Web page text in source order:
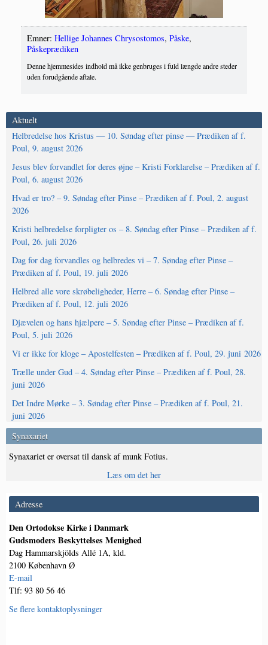
Emner: Hellige Johannes Chrysostomos, Påske,
Påskeprædiken
Denne hjemmesides indhold må ikke genbruges i fuld længde andre steder
uden forudgående aftale.
Aktuelt
Helbredelse hos Kristus — 10. Søndag efter pinse — Prædiken af f.
Poul, 9. august 2026
Jesus blev forvandlet for deres øjne – Kristi Forklarelse – Prædiken af f.
Poul, 6. august 2026
Hvad er tro? – 9. Søndag efter Pinse – Prædiken af f. Poul, 2. august
2026
Kristi helbredelse forpligter os – 8. Søndag efter Pinse – Prædiken af f.
Poul, 26. juli 2026
Dag for dag forvandles og helbredes vi – 7. Søndag efter Pinse –
Prædiken af f. Poul, 19. juli 2026
Helbred alle vore skrøbeligheder, Herre – 6. Søndag efter Pinse –
Prædiken af f. Poul, 12. juli 2026
Djævelen og hans hjælpere – 5. Søndag efter Pinse – Prædiken af f.
Poul, 5. juli 2026
Vi er ikke for kloge – Apostelfesten – Prædiken af f. Poul, 29. juni 2026
Trælle under Gud – 4. Søndag efter Pinse – Prædiken af f. Poul, 28.
juni 2026
Det Indre Mørke – 3. Søndag efter Pinse – Prædiken af f. Poul, 21.
juni 2026
Synaxariet
Synaxariet er oversat til dansk af munk Fotius.
Læs om det her
Adresse
Den Ortodokse Kirke i Danmark
Gudsmoders Beskyttelses Menighed
Dag Hammarskjölds Allé 1A, kld.
2100 København Ø
E-mail
Tlf: 93 80 56 46
Se flere kontaktoplysninger